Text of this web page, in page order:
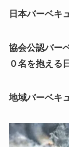
日本バーベキ
協会公認バー
０名を抱える
地域バーベキ